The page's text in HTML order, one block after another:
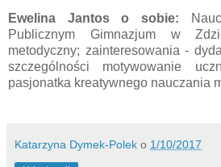
Ewelina Jantos o sobie:
Publicznym Gimnazjum w
metodyczny; zainteresowania -
szczególności motywowanie
pasjonatka kreatywnego nauczania
Katarzyna Dymek-Polek o 1/10/2017